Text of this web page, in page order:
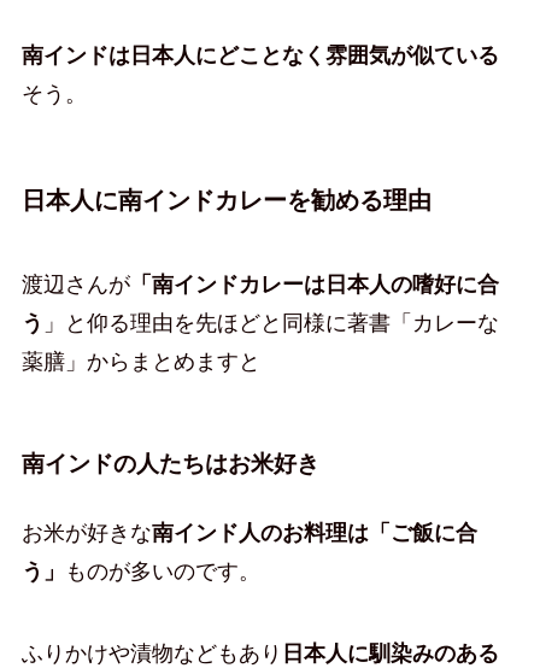
南インドは日本人にどことなく雰囲気が似ている
そう。
日本人に南インドカレーを勧める理由
渡辺さんが「南インドカレーは日本人の嗜好に合
う 」と仰る理由を先ほどと同様に著書「カレーな
薬膳」からまとめますと
南インドの人たちはお米好き
お米が好きな南インド人のお料理は「ご飯に合
う」
ものが多いのです。
ふりかけや漬物などもあり 日本人に馴染みのある